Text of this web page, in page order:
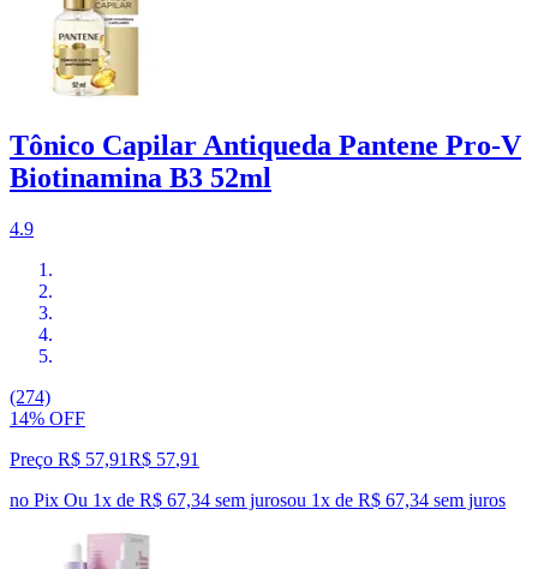
Tônico Capilar Antiqueda Pantene Pro-V
Biotinamina B3 52ml
4.9
(274)
14% OFF
Preço R$ 57,91R$ 57,91
no Pix Ou 1x de R$ 67,34 sem jurosou 1x de R$ 67,34 sem juros